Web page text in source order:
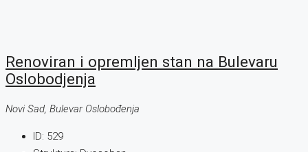
Renoviran i opremljen stan na Bulevaru
Oslobodjenja
Novi Sad, Bulevar Oslobođenja
ID: 529